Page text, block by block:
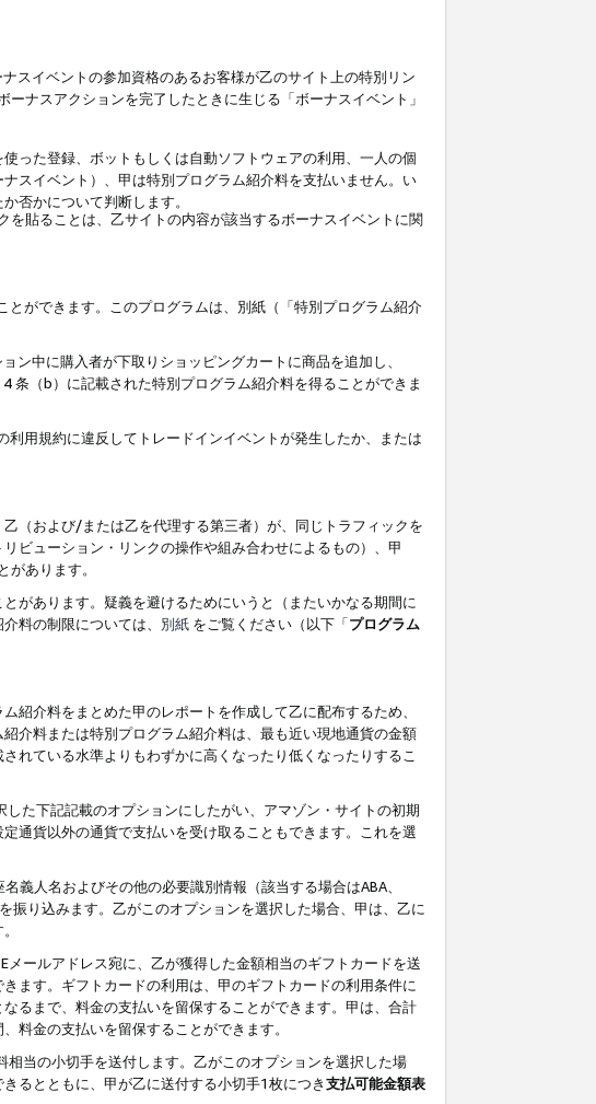
スイベントの参加資格のあるお客様が乙のサイト上の特別リン
ーナスアクションを完了したときに生じる「ボーナスイベント」
った登録、ボットもしくは自動ソフトウェアの利用、一人の個
スイベント）、甲は特別プログラム紹介料を支払いません。い
否かについて判断します。
貼ることは、乙サイトの内容が該当するボーナスイベントに関
ができます。このプログラムは、別紙（「特別プログラム紹介
中に購入者が下取りショッピングカートに商品を追加し、
条（b）に記載された特別プログラム紹介料を得ることができま
用規約に違反してトレードインイベントが発生したか、または
（および/または乙を代理する第三者）が、同じトラフィックを
ビューション・リンクの操作や組み合わせによるもの）、甲
あります。
があります。疑義を避けるためにいうと（またいかなる期間に
料の制限については、 別紙 をご覧ください（以下「プログラム
紹介料をまとめた甲のレポートを作成して乙に配布するため、
介料または特別プログラム紹介料は、最も近い現地通貨の金額
れている水準よりもわずかに高くなったり低くなったりするこ
た下記記載のオプションにしたがい、アマゾン・サイトの初期
通貨以外の通貨で支払いを受け取ることもできます。これを選
人名およびその他の必要識別情報（該当する場合はABA、
振り込みます。乙がこのオプションを選択した場合、甲は、乙に
ールアドレス宛に、乙が獲得した金額相当のギフトカードを送
ます。ギフトカードの利用は、甲のギフトカードの利用条件に
るまで、料金の支払いを留保することができます。甲は、合計
料金の支払いを留保することができます。
当の小切手を送付します。乙がこのオプションを選択した場
るとともに、甲が乙に送付する小切手1枚につき支払可能金額表